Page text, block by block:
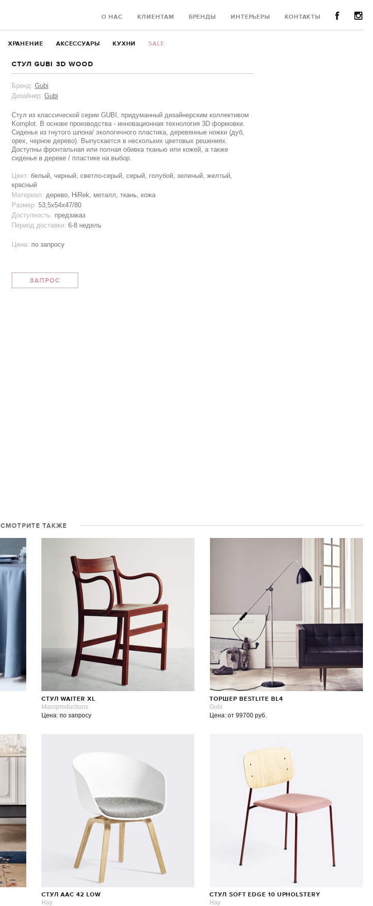
ХРАНЕНИЕ АКСЕССУАРЫ КУХНИ SALE
О НАС КЛИЕНТАМ БРЕНДЫ ИНТЕРЬЕРЫ КОНТАКТЫ
СТУЛ GUBI 3D WOOD
Бренд: Gubi
Дизайнер: Gubi
Cтул из классической серии GUBI, придуманный дизайнерским коллективом
Komplot. В основе производства - инновационная технология 3D формовки.
Сиденье из гнутого шпона/ экологичного пластика, деревянные ножки (дуб,
орех, черное дерево). Выпускается в нескольких цветовых решениях.
Доступны фронтальная или полная обивка тканью или кожей, а также
сиденье в дереве / пластике на выбор.
Цвет: белый, черный, светло-серый, серый, голубой, зеленый, желтый,
красный
Материал: дерево, HiRek, металл, ткань, кожа
Размер: 53,5x54x47/80
Доступность: предзаказ
Период доставки: 6-8 недель
Цена: по запросу
ЗАПРОС
СМОТРИТЕ ТАКЖЕ
СТУЛ WAITER XL
Massproductions
Цена: по запросу
ТОРШЕР BESTLITE BL4
Gubi
Цена: от 99700 руб.
СТУЛ AAC 42 LOW
Hay
СТУЛ SOFT EDGE 10 UPHOLSTERY
Hay